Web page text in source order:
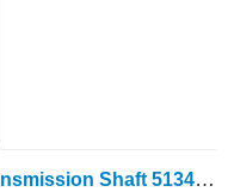
Fiat 90-90, 100-90, 110-90 Dt Transmission Shaft 5134096 međuprenosno vratilo za traktora na kotačima